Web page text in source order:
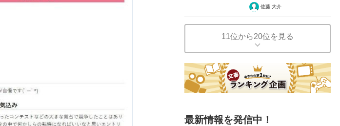
佐藤 大介
11位から20位を見る
最新情報を発信中！